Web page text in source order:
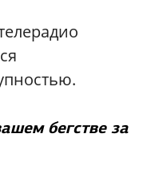
бегстве за